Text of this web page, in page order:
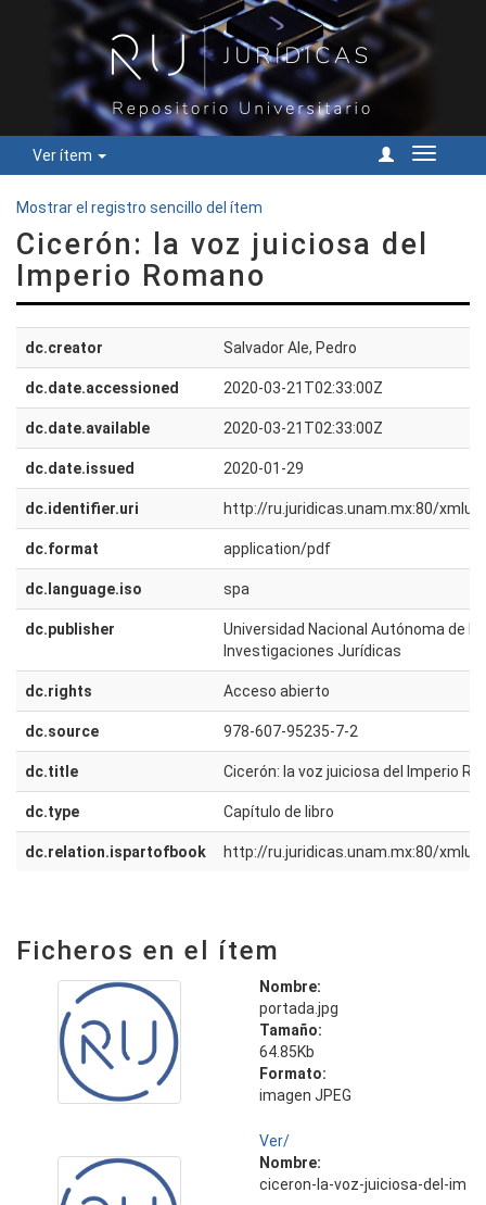
Ver ítem
Cambiar
Mostrar el registro sencillo del ítem
Cicerón: la voz juiciosa del
Imperio Romano
dc.creator Salvador Ale, Pedro
dc.date.accessioned 2020-03-21T02:33:00Z
dc.date.available 2020-03-21T02:33:00Z
dc.date.issued 2020-01-29
dc.identifier.uri http://ru.juridicas.unam.mx:80/
dc.format application/pdf
dc.language.iso spa
dc.publisher
Universidad Nacional Autónoma de
Investigaciones Jurídicas
dc.rights Acceso abierto
dc.source 978-607-95235-7-2
dc.title Cicerón: la voz juiciosa del Imperio
dc.type Capítulo de libro
dc.relation.ispartofbook http://ru.juridicas.unam.mx:80/
Ficheros en el ítem
Nombre:
portada.jpg
Tamaño:
64.85Kb
Formato:
imagen JPEG
Ver/
Nombre:
ciceron-la-voz-juiciosa-del-im